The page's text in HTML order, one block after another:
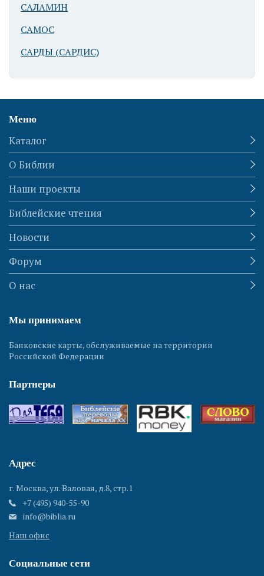
САЛАМИН
САМОС
САРДЫ (САРДИС)
Меню
Каталог
О Библии
Наши проекты
Библейские чтения
Новости
Форум
О нас
Мы принимаем
Банковские карты, обслуживаемые на территории
Российской Федерации
Партнеры
Адрес
г. Москва, ул. Валовая, д.8, стр.1
+7 (495) 940-55-90
info@biblia.ru
Наш офис
Социальные сети